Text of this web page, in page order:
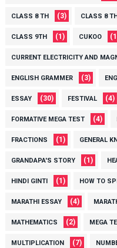
CLASS 8 TH (3) CLASS 8
CLASS 9TH (1) CUKOO
CURRENT ELECTRICITY AND
ENGLISH GRAMMER (3)
ESSAY (30) FESTIVAL (4)
FORMATIVE MEGA TEST (4)
FRACTIONS (1) GENERAL
GRANDAPA'S STORY (1)
HINDI GINTI (1) HOW TO
MARATHI ESSAY (4)
MATHEMATICS (2) MEGA
MULTIPLICATION (7)